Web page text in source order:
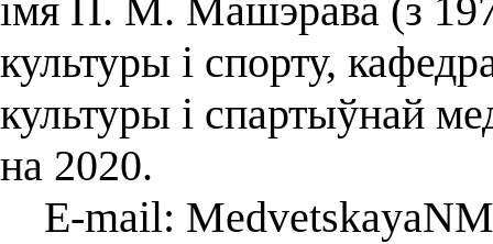
імя П. М. Машэрава (з
культуры і спорту,
культуры і спартыўнай
на 2020.
E-mail: